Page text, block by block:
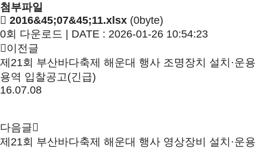
첨부파일
2016&45;07&45;11.xlsx (0byte)
0회 다운로드 | DATE : 2026-01-26 10:54:23
이전글
제21회 부산바다축제 해운대 행사 조명장치 설치·운용
용역 입찰공고(긴급)
16.07.08
다음글
제21회 부산바다축제 해운대 행사 영상장비 설치·운용